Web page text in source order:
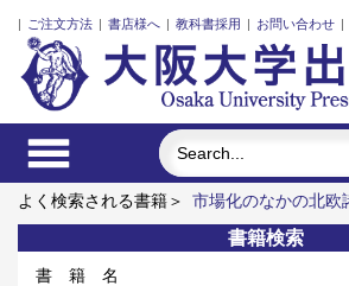
| ご注文方法 | 書店様へ | 教科書採用 | お問い合わせ |
よく検索される書籍＞
市場化のなかの北欧
治・大正・昭和の細菌学者たち
食べる
イタリアにおける刑事手続改革と参審制度
制の研究
書籍検索
書 籍 名